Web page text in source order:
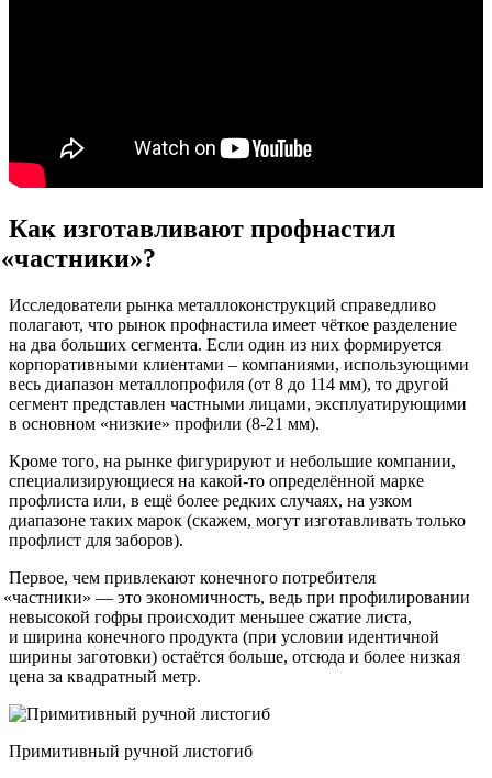
Как изготавливают профнастил
«частники»?
Исследователи рынка металлоконструкций справедливо
полагают, что рынок профнастила имеет чёткое разделение
на два больших сегмента. Если один из них формируется
корпоративными клиентами – компаниями, использующими
весь диапазон металлопрофиля (от 8 до 114 мм), то другой
сегмент представлен частными лицами, эксплуатирующими
в основном «низкие» профили (8-21 мм).
Кроме того, на рынке фигурируют и небольшие компании,
специализирующиеся на какой-то определённой марке
профлиста или, в ещё более редких случаях, на узком
диапазоне таких марок (скажем, могут изготавливать только
профлист для заборов).
Первое, чем привлекают конечного потребителя
«частники» — это экономичность, ведь при профилировании
невысокой гофры происходит меньшее сжатие листа,
и ширина конечного продукта (при условии идентичной
ширины заготовки) остаётся больше, отсюда и более низкая
цена за квадратный метр.
Примитивный ручной листогиб